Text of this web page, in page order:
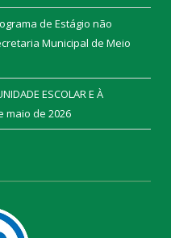
de Estágio não
Municipal de Meio
ESCOLAR E À
maio de 2026